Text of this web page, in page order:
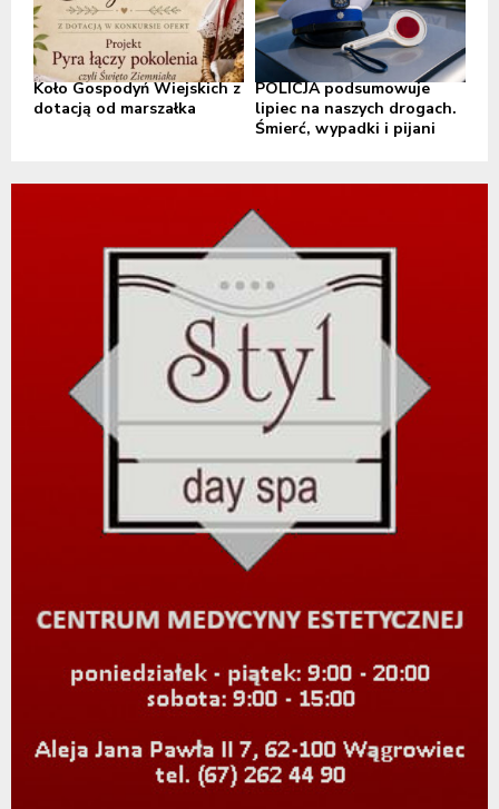
Koło Gospodyń Wiejskich z
dotacją od marszałka
POLICJA podsumowuje
lipiec na naszych drogach.
Śmierć, wypadki i pijani